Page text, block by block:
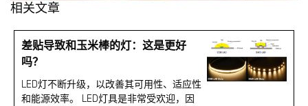
相关文章
差贴导致和玉米棒的灯：这是更好
吗？
LED灯不断升级，以改善其可用性、适应性
和能源效率。 LED灯具是非常受欢迎，因